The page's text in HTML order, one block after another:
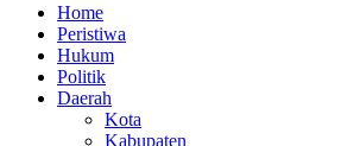
Home
Peristiwa
Hukum
Politik
Daerah
Kota
Kabupaten